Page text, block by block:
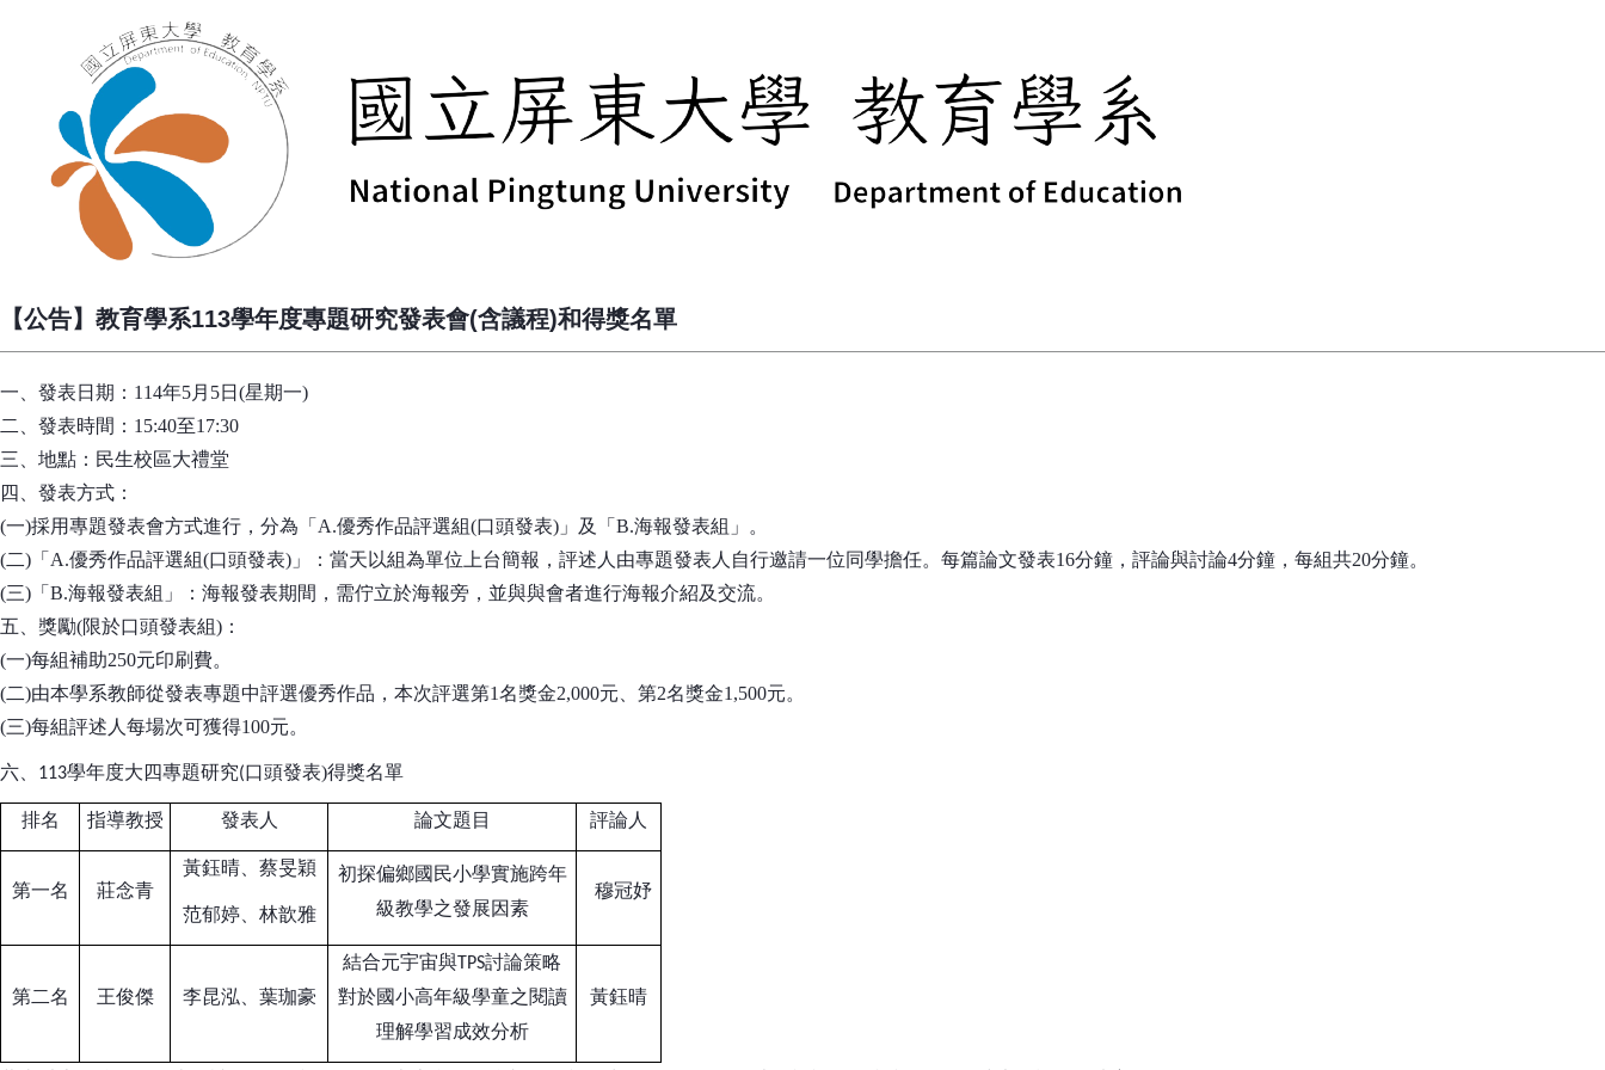
【公告】教育學系113學年度專題研究發表會(含議程)和得獎名單
一、發表日期：114年5月5日(星期一)
二、發表時間：15:40至17:30
三、地點：民生校區大禮堂
四、發表方式：
(一)採用專題發表會方式進行，分為「A.優秀作品評選組(口頭發表)」及「B.海報發表組」。
(二)「A.優秀作品評選組(口頭發表)」：當天以組為單位上台簡報，評述人由專題發表人自行邀請一位同學擔任。每篇論文發表16分鐘，評論與討論4分鐘，每組共20分鐘。
(三)「B.海報發表組」：海報發表期間，需佇立於海報旁，並與與會者進行海報介紹及交流。
五、獎勵(限於口頭發表組)：
(一)每組補助250元印刷費。
(二)由本學系教師從發表專題中評選優秀作品，本次評選第1名獎金2,000元、第2名獎金1,500元。
(三)每組評述人每場次可獲得100元。
六、113學年度大四專題研究(口頭發表)得獎名單
排名 指導教授 發表人 論文題目 評論人
第一名 莊念青
黃鈺晴、蔡旻穎
范郁婷、林歆雅
初探偏鄉國民小學實施跨年
級教學之發展因素
穆冠妤
第二名 王俊傑 李昆泓、葉珈豪
結合元宇宙與TPS討論策略
對於國小高年級學童之閱讀
理解學習成效分析
黃鈺晴